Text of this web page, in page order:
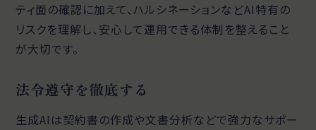
ティ面の確認に加えて、ハルシネーションなどAI特有の
リスクを理解し、安心して運用できる体制を整えること
が大切です。
法令遵守を徹底する
生成AIは契約書の作成や文書分析などで強力なサポー